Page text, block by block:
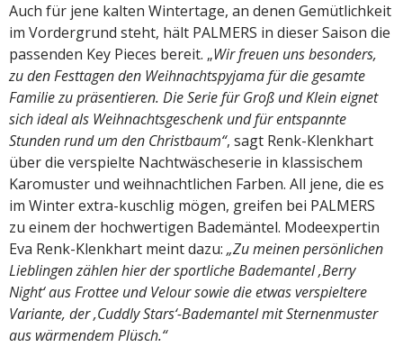
Auch für jene kalten Wintertage, an denen Gemütlichkeit
im Vordergrund steht, hält PALMERS in dieser Saison die
passenden Key Pieces bereit. „Wir freuen uns besonders,
zu den Festtagen den Weihnachtspyjama für die gesamte
Familie zu präsentieren. Die Serie für Groß und Klein eignet
sich ideal als Weihnachtsgeschenk und für entspannte
Stunden rund um den Christbaum“, sagt Renk-Klenkhart
über die verspielte Nachtwäscheserie in klassischem
Karomuster und weihnachtlichen Farben. All jene, die es
im Winter extra-kuschlig mögen, greifen bei PALMERS
zu einem der hochwertigen Bademäntel. Modeexpertin
Eva Renk-Klenkhart meint dazu: „Zu meinen persönlichen
Lieblingen zählen hier der sportliche Bademantel ‚Berry
Night‘ aus Frottee und Velour sowie die etwas verspieltere
Variante, der ‚Cuddly Stars‘-Bademantel mit Sternenmuster
aus wärmendem Plüsch.“